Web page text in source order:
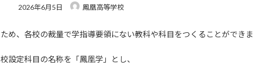
最
新
時
:
2026年6月5日 鳳凰高等学校
め、各校の裁量で学指導要領にない教科や科目をつくることができま
設定科目の名称を「鳳凰学」とし、